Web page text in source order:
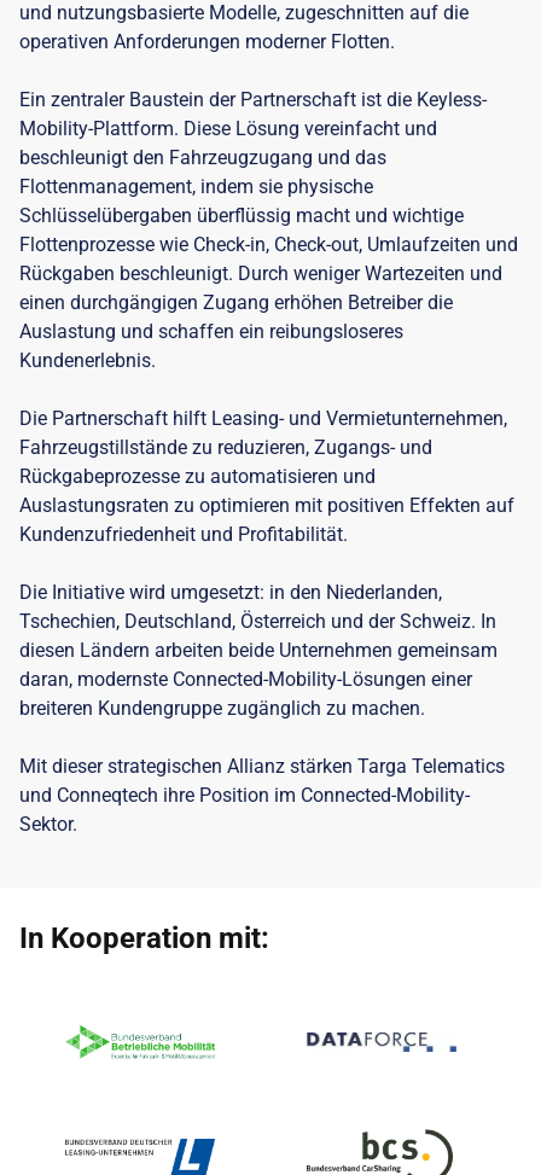
und nutzungsbasierte Modelle, zugeschnitten auf die
operativen Anforderungen moderner Flotten.
Ein zentraler Baustein der Partnerschaft ist die Keyless-
Mobility-Plattform. Diese Lösung vereinfacht und
beschleunigt den Fahrzeugzugang und das
Flottenmanagement, indem sie physische
Schlüsselübergaben überflüssig macht und wichtige
Flottenprozesse wie Check-in, Check-out, Umlaufzeiten und
Rückgaben beschleunigt. Durch weniger Wartezeiten und
einen durchgängigen Zugang erhöhen Betreiber die
Auslastung und schaffen ein reibungsloseres
Kundenerlebnis.
Die Partnerschaft hilft Leasing- und Vermietunternehmen,
Fahrzeugstillstände zu reduzieren, Zugangs- und
Rückgabeprozesse zu automatisieren und
Auslastungsraten zu optimieren mit positiven Effekten auf
Kundenzufriedenheit und Profitabilität.
Die Initiative wird umgesetzt: in den Niederlanden,
Tschechien, Deutschland, Österreich und der Schweiz. In
diesen Ländern arbeiten beide Unternehmen gemeinsam
daran, modernste Connected-Mobility-Lösungen einer
breiteren Kundengruppe zugänglich zu machen.
Mit dieser strategischen Allianz stärken Targa Telematics
und Conneqtech ihre Position im Connected-Mobility-
Sektor.
In Kooperation mit: